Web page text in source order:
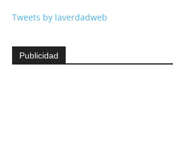
Tweets by laverdadweb
Publicidad